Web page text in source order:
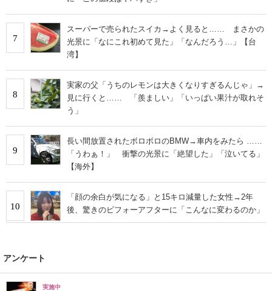
7
スーパーで売られたスイカ→よく見ると…… まさかの
光景に「なにこれ初めて見た」「なんだろう…」【台
湾】
8
実家の父「うちのレモンは大きくなりすぎるんじゃ」→
見に行くと…… 「羨ましい」「いっぱい果汁が取れそ
う」
9
長い間放置されたボロボロのBMW→車内をみたら ……
「うわぁ！」 衝撃の光景に「絶望した」「泣いてる」
【海外】
10
「顔の余白が気になる」と15キロ減量した女性→2年
後、驚きのビフォーアフターに「こんなに変わるのか」
アンケート
実施中